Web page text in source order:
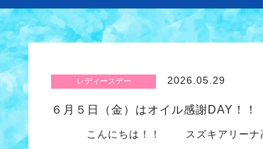
レディースデー 2026.05.29
６月５日（金）はオイル感謝DAY！！
こんにちは！！ スズキアリーナ